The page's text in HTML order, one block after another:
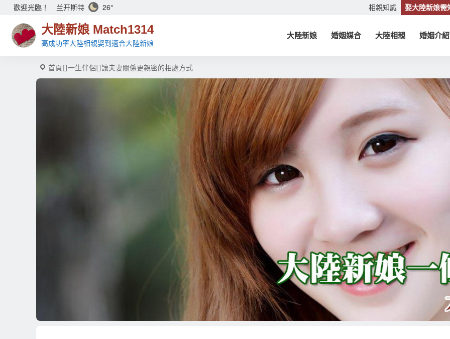
歡迎光臨！ 兰开斯特 26° 相親知識 娶大陸新娘需
大陸新娘 Match1314
高成功率大陸相親娶到適合大陸新娘
大陸新娘 婚姻媒合 大陸相親 婚姻介紹
首頁 一生伴侶 讓夫妻關係更親密的相處方式